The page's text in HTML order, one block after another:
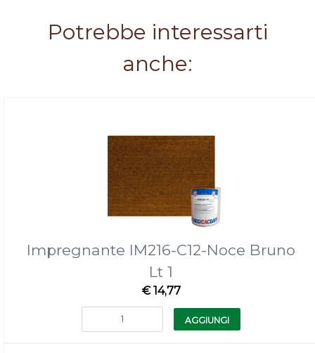
Potrebbe interessarti
anche:
Impregnante IM216-C12-Noce Bruno
Lt 1
€ 14,77
Quantità
AGGIUNGI